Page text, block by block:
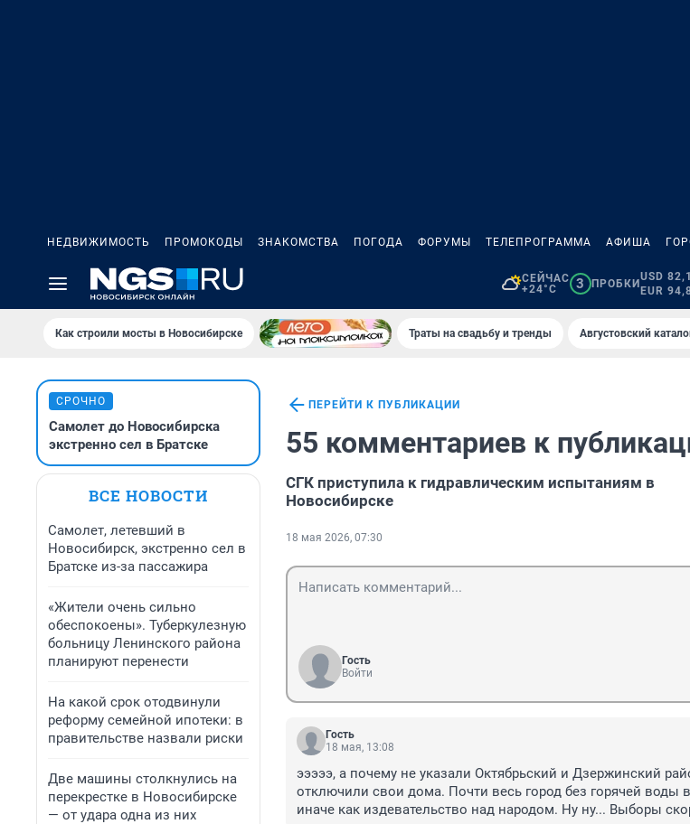
НЕДВИЖИМОСТЬ ПРОМОКОДЫ ЗНАКОМСТВА ПОГОДА ФОРУМЫ ТЕЛЕПРОГРАММА АФИША
СЕЙЧАС
+24°C
3 ПРОБКИ
USD
EUR
Как строили мосты в Новосибирске Траты на свадьбу и тренды Августовский
СРОЧНО
Самолет до Новосибирска
экстренно сел в Братске
ВСЕ НОВОСТИ
Самолет, летевший в
Новосибирск, экстренно сел в
Братске из-за пассажира
«Жители очень сильно
обеспокоены». Туберкулезную
больницу Ленинского района
планируют перенести
На какой срок отодвинули
реформу семейной ипотеки: в
правительстве назвали риски
Две машины столкнулись на
перекрестке в Новосибирске
— от удара одна из них
ПЕРЕЙТИ К ПУБЛИКАЦИИ
55 комментариев к
СГК приступила к гидравлическим испытаниям в
Новосибирске
18 мая 2026, 07:30
Гость
Войти
Гость
18 мая, 13:08
эээээ, а почему не указали Октябрьский и Дзержинский
отключили свои дома. Почти весь город без горячей воды
иначе как издевательство над народом. Ну ну... Выборы